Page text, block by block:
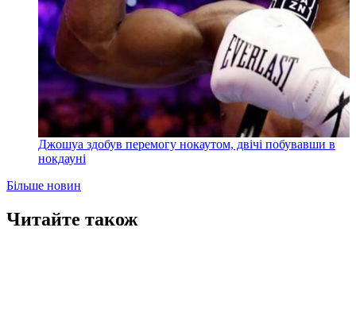
Джошуа здобув перемогу нокаутом, двічі побувавши в
нокдауні
Більше новин
Читайте також